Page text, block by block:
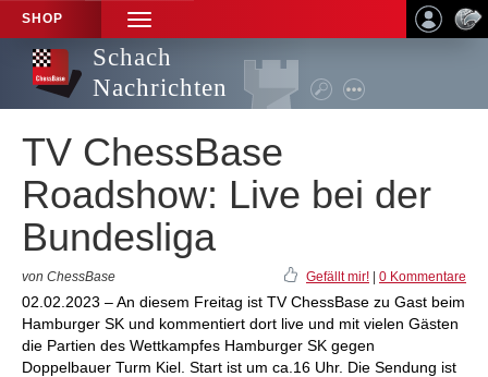
SHOP
TOGGLE
NAVIGATION
Schach
Nachrichten
TV ChessBase
Roadshow: Live bei der
Bundesliga
von ChessBase Gefällt mir! 0 Kommentare
02.02.2023 – An diesem Freitag ist TV ChessBase zu Gast beim
Hamburger SK und kommentiert dort live und mit vielen Gästen
die Partien des Wettkampfes Hamburger SK gegen
Doppelbauer Turm Kiel. Start ist um ca.16 Uhr. Die Sendung ist